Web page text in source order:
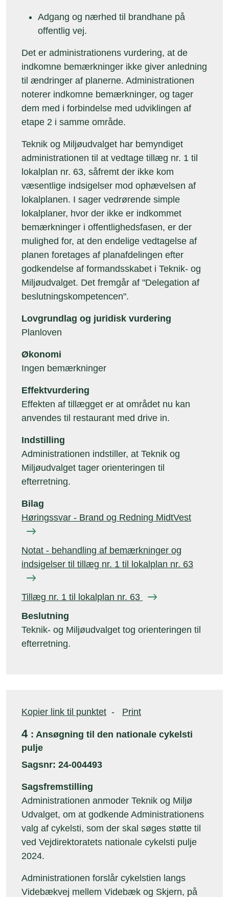
Adgang og nærhed til brandhane på
offentlig vej.
Det er administrationens vurdering, at de
indkomne bemærkninger ikke giver anledning
til ændringer af planerne. Administrationen
noterer indkomne bemærkninger, og tager
dem med i forbindelse med udviklingen af
etape 2 i samme område.
Teknik og Miljøudvalget har bemyndiget
administrationen til at vedtage tillæg nr. 1 til
lokalplan nr. 63, såfremt der ikke kom
væsentlige indsigelser mod ophævelsen af
lokalplanen. I sager vedrørende simple
lokalplaner, hvor der ikke er indkommet
bemærkninger i offentlighedsfasen, er der
mulighed for, at den endelige vedtagelse af
planen foretages af planafdelingen efter
godkendelse af formandsskabet i Teknik- og
Miljøudvalget. Det fremgår af "Delegation af
beslutningskompetencen".
Lovgrundlag og juridisk vurdering
Planloven
Økonomi
Ingen bemærkninger
Effektvurdering
Effekten af tillægget er at området nu kan
anvendes til restaurant med drive in.
Indstilling
Administrationen indstiller, at Teknik og
Miljøudvalget tager orienteringen til
efterretning.
Bilag
Høringssvar - Brand og Redning MidtVest
Notat - behandling af bemærkninger og
indsigelser til tillæg nr. 1 til lokalplan nr. 63
Tillæg nr. 1 til lokalplan nr. 63
Beslutning
Teknik- og Miljøudvalget tog orienteringen til
efterretning.
Kopier link til punktet - Print
4 : Ansøgning til den nationale cykelsti
pulje
Sagsnr: 24-004493
Sagsfremstilling
Administrationen anmoder Teknik og Miljø
Udvalget, om at godkende Administrationens
valg af cykelsti, som der skal søges støtte til
ved Vejdirektoratets nationale cykelsti pulje
2024.
Administrationen forslår cykelstien langs
Videbækvej mellem Videbæk og Skjern, på